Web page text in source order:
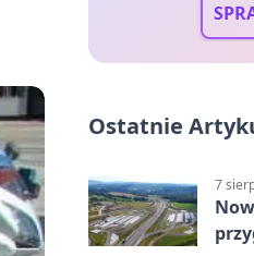
Ostatnie
7